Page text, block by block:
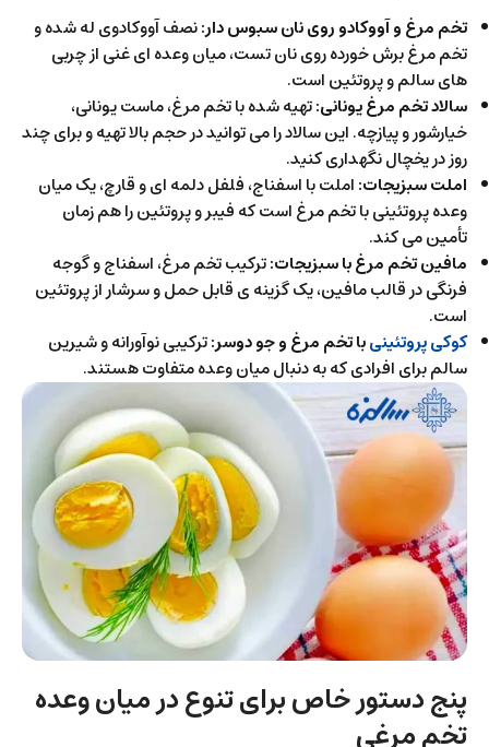
تخم مرغ و آووکادو روی نان سبوس دار:نصف آووکادوی له شده و
تخم مرغ برش خورده روی نان تست، میان وعده ای غنی از چربی
های سالم و پروتئین است.
سالاد تخم مرغ یونانی:تهیه شده با تخم مرغ، ماست یونانی،
خیارشور و پیازچه. این سالاد را می توانید در حجم بالا تهیه و برای چند
روز در یخچال نگهداری کنید.
املت سبزیجات:املت با اسفناج، فلفل دلمه ای و قارچ، یک میان
وعده پروتئینی با تخم مرغ است که فیبر و پروتئین را هم زمان
تأمین می کند.
مافین تخم مرغ با سبزیجات:ترکیب تخم مرغ، اسفناج و گوجه
فرنگی در قالب مافین، یک گزینه ی قابل حمل و سرشار از پروتئین
است.
کوکی پروتئینیبا تخم مرغ و جو دوسر:ترکیبی نوآورانه و شیرین
سالم برای افرادی که به دنبال میان وعده متفاوت هستند.
پنج دستور خاص برای تنوع در میان وعده
تخم مرغی